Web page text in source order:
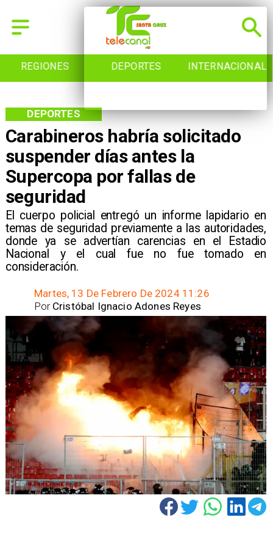
DEPORTES INTERNACIONAL INICIO
Carabineros habría solicitado
suspender días antes la
Supercopa por fallas de
seguridad
El cuerpo policial entregó un informe lapidario en
temas de seguridad previamente a las autoridades,
donde ya se advertían carencias en el Estadio
Nacional y el cual fue no fue tomado en
consideración.
DEPORTES
Martes, 13 De Febrero De 2024 11:26
Cristóbal Ignacio Adones Reyes
Por